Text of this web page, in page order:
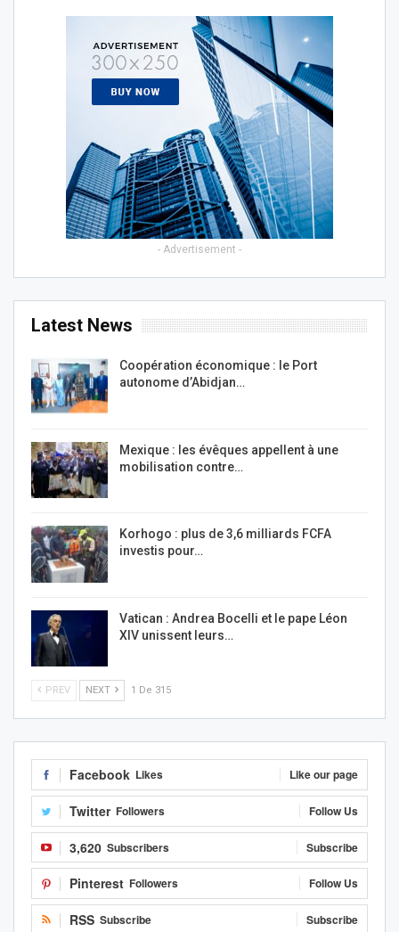
- Advertisement -
Latest News
Coopération économique : le Port
autonome d’Abidjan…
Mexique : les évêques appellent à une
mobilisation contre…
Korhogo : plus de 3,6 milliards FCFA
investis pour…
Vatican : Andrea Bocelli et le pape Léon
XIV unissent leurs…
PREV NEXT 1 De 315
Facebook Likes Like our page
Twitter Followers Follow Us
3,620 Subscribers Subscribe
Pinterest Followers Follow Us
RSS Subscribe Subscribe